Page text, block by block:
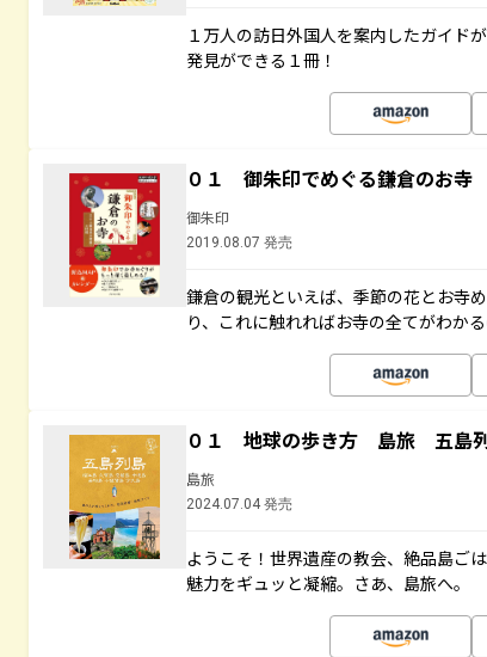
１万人の訪日外国人を案内したガイド
発見ができる１冊！
０１ 御朱印でめぐる鎌倉のお
御朱印
2019.08.07 発売
鎌倉の観光といえば、季節の花とお寺
り、これに触れればお寺の全てがわかる
０１ 地球の歩き方 島旅 五島
島旅
2024.07.04 発売
ようこそ！世界遺産の教会、絶品島ご
魅力をギュッと凝縮。さあ、島旅へ。